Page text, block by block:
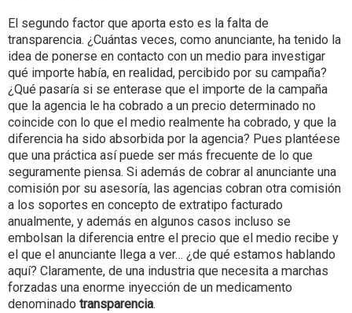
El segundo factor que aporta esto es la falta de
transparencia. ¿Cuántas veces, como anunciante, ha tenido la
idea de ponerse en contacto con un medio para investigar
qué importe había, en realidad, percibido por su campaña?
¿Qué pasaría si se enterase que el importe de la campaña
que la agencia le ha cobrado a un precio determinado no
coincide con lo que el medio realmente ha cobrado, y que la
diferencia ha sido absorbida por la agencia? Pues plantéese
que una práctica así puede ser más frecuente de lo que
seguramente piensa. Si además de cobrar al anunciante una
comisión por su asesoría, las agencias cobran otra comisión
a los soportes en concepto de extratipo facturado
anualmente, y además en algunos casos incluso se
embolsan la diferencia entre el precio que el medio recibe y
el que el anunciante llega a ver… ¿de qué estamos hablando
aquí? Claramente, de una industria que necesita a marchas
forzadas una enorme inyección de un medicamento
denominado transparencia.